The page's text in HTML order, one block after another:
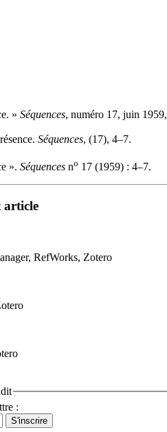
» Séquences, numéro 17, juin
Séquences, (17), 4–7.
». Séquences no 17 (1959) : 4–7.
article
RefWorks, Zotero
: